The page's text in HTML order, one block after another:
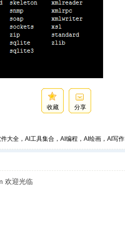
收藏 分享
大全，AI工具集合，AI编程，AI绘画，AI写
欢迎光临